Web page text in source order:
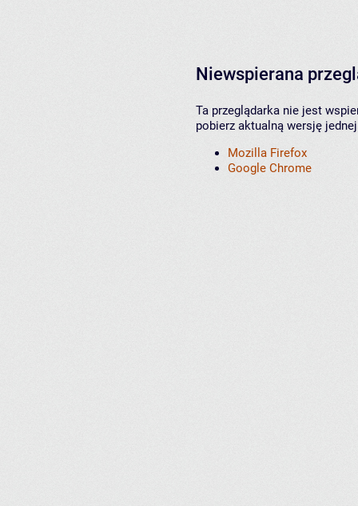
Niewspierana
Ta przeglądarka nie jest
pobierz aktualną wersję
Mozilla Firefox
Google Chrome